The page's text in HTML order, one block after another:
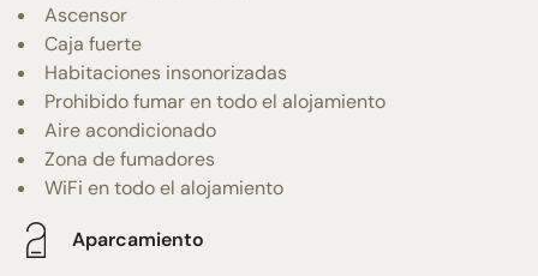
Ascensor
Caja fuerte
Habitaciones insonorizadas
Prohibido fumar en todo el alojamiento
Aire acondicionado
Zona de fumadores
WiFi en todo el alojamiento
Aparcamiento